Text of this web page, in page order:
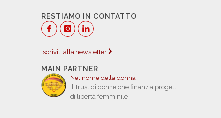
RESTIAMO IN CONTATTO
Iscriviti alla newsletter
MAIN PARTNER
Nel nome della donna
Il Trust di donne che finanzia progetti
di libertà femminile